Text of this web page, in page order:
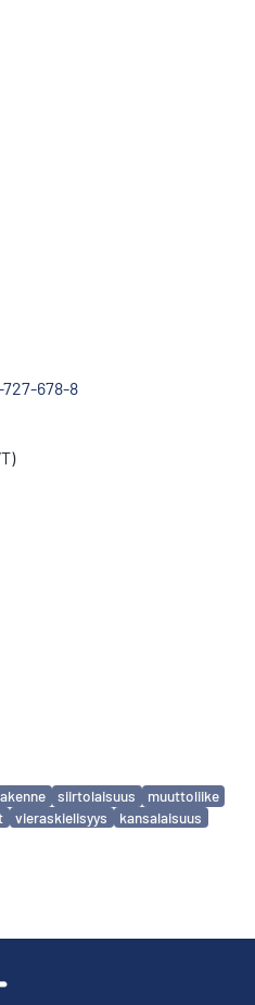
678-8
siirtolaisuus
muuttoliike
vieraskielisyys kansalaisuus